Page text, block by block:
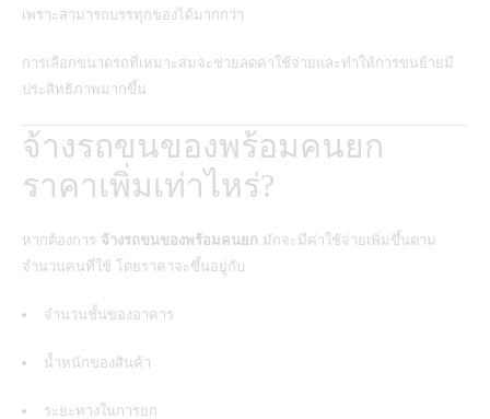
เพราะสามารถบรรทุกของได้มากกว่า
การเลือกขนาดรถที่เหมาะสมจะช่วยลดค่าใช้จ่ายและทำให้การขนย้ายมี
ประสิทธิภาพมากขึ้น
จ้างรถขนของพร้อมคนยก
ราคาเพิ่มเท่าไหร่?
หากต้องการ จ้างรถขนของพร้อมคนยก มักจะมีค่าใช้จ่ายเพิ่มขึ้นตาม
จำนวนคนที่ใช้ โดยราคาจะขึ้นอยู่กับ
จำนวนชั้นของอาคาร
น้ำหนักของสินค้า
ระยะทางในการยก